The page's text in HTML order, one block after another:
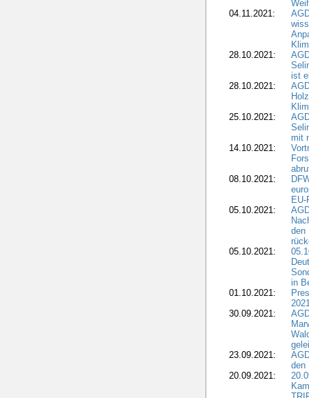
04.11.2021:
28.10.2021:
ist
28.10.2021:
25.10.2021:
mit
14.10.2021:
08.10.2021:
05.10.2021:
den
05.10.2021:
in
01.10.2021:
30.09.2021:
23.09.2021:
den
20.09.2021: